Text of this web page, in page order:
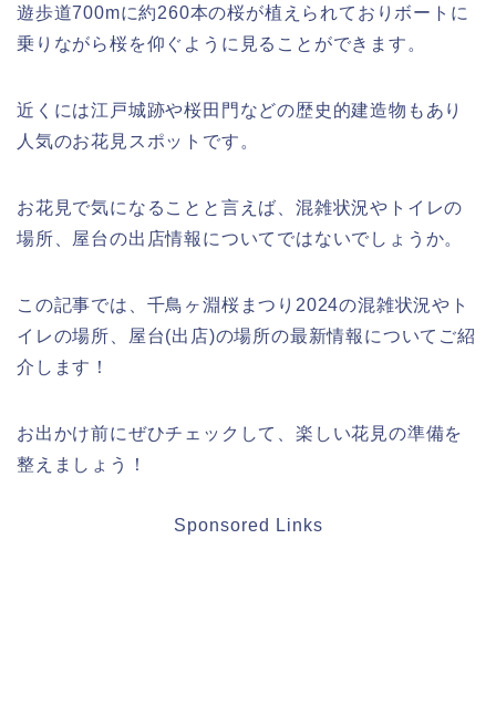
遊歩道700mに約260本の桜が植えられておりボートに
乗りながら桜を仰ぐように見ることができます。
近くには江戸城跡や桜田門などの歴史的建造物もあり
人気のお花見スポットです。
お花見で気になることと言えば、混雑状況やトイレの
場所、屋台の出店情報についてではないでしょうか。
この記事では、千鳥ヶ淵桜まつり2024の混雑状況やト
イレの場所、屋台(出店)の場所の最新情報についてご紹
介します！
お出かけ前にぜひチェックして、楽しい花見の準備を
整えましょう！
Sponsored Links